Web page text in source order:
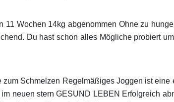
11 Wochen 14kg abgenommen Ohne zu
Du hast schon alles Mögliche probiert
zum Schmelzen Regelmäßiges Joggen ist
im neuen stern GESUND LEBEN Erfolgreich